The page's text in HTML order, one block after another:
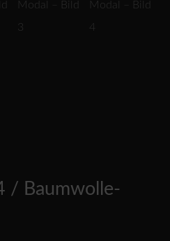
/ Baumwolle-